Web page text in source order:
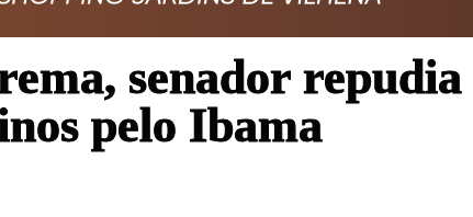
senador repudia
pelo Ibama